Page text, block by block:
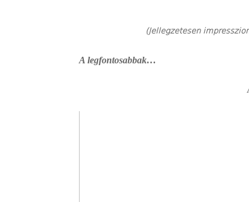
(Jellegzetesen
A legfontosabbak…